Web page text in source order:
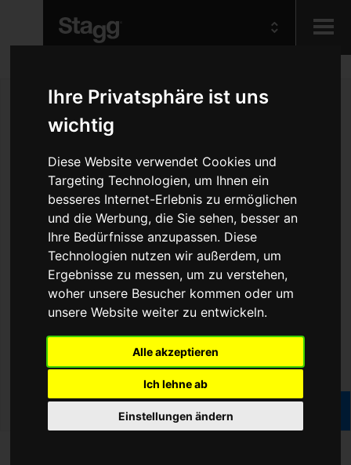
Ihre Privatsphäre ist uns
wichtig
Diese Website verwendet Cookies und
Targeting Technologien, um Ihnen ein
besseres Internet-Erlebnis zu ermöglichen
und die Werbung, die Sie sehen, besser an
Ihre Bedürfnisse anzupassen. Diese
Technologien nutzen wir außerdem, um
Ergebnisse zu messen, um zu verstehen,
woher unsere Besucher kommen oder um
unsere Website weiter zu entwickeln.
Alle akzeptieren
Ich lehne ab
Einstellungen ändern